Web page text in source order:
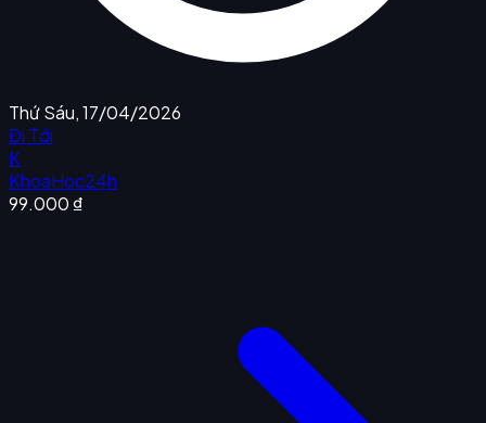
Thứ Sáu, 17/04/2026
Đi Tới
K
KhoaHoc24h
99.000 ₫